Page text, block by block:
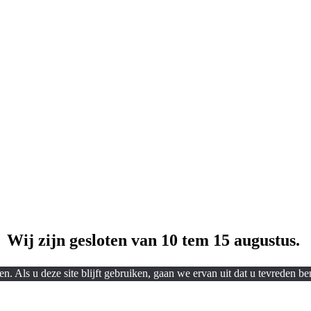
Wij zijn gesloten van 10 tem 15 augustus.
Als u deze site blijft gebruiken, gaan we ervan uit dat u tevreden